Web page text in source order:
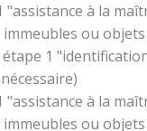
"assistance à la
ou
1
"assistance à la
ou